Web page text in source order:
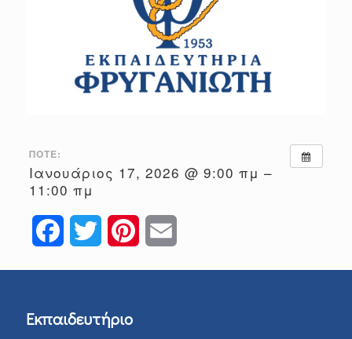
ΠΌΤΕ:
Ιανουάριος 17, 2026 @ 9:00 πμ –
11:00 πμ
FacebookTwitter Pinterest
Εκπαιδευτήριο